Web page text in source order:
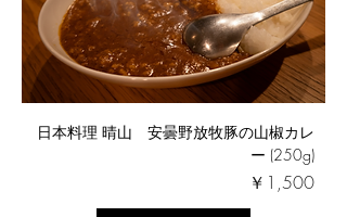
日本料理 晴山 安曇野放牧豚の山椒カレ
ー (250g)
価格
￥1,500